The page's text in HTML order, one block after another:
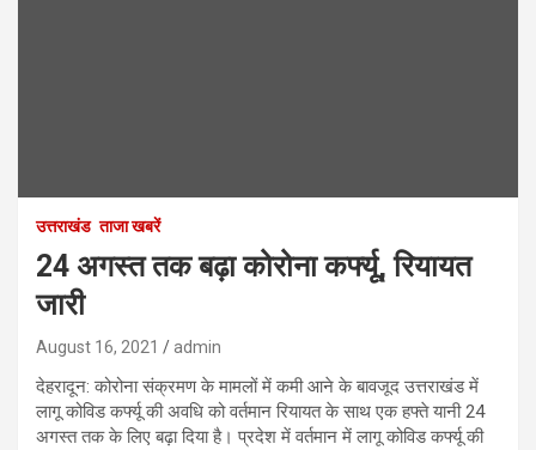
उत्तराखंड ताजा खबरें
24 अगस्त तक बढ़ा कोरोना कर्फ्यू, रियायत
जारी
August 16, 2021 admin
देहरादून: कोरोना संक्रमण के मामलों में कमी आने के बावजूद उत्तराखंड में
लागू कोविड कर्फ्यू की अवधि को वर्तमान रियायत के साथ एक हफ्ते यानी 24
अगस्त तक के लिए बढ़ा दिया है। प्रदेश में वर्तमान में लागू कोविड कर्फ्यू की